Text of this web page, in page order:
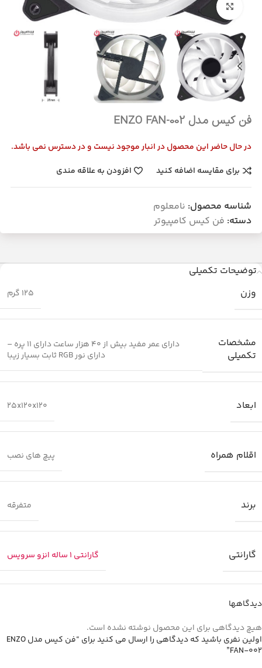
بزرگنمایی تصویر
فن کیس مدل ENZO FAN-002
در حال حاضر این محصول در انبار موجود نیست و در دسترس نمی باشد.
برای مقایسه اضافه کنید
افزودن به علاقه مندی
شناسه محصول: نامعلوم
دسته: فن کیس کامپیوتر
توضیحات تکمیلی
وزن
125 گرم
مشخصات
تکمیلی
دارای عمر مفید بیش از 40 هزار ساعت دارای 11 پره –
دارای نور RGB ثابت بسیار زیبا
ابعاد 25x120x120
اقلام همراه پیچ های نصب
برند متفرقه
گارانتی گارانتی 1 ساله انزو سرویس
دیدگاهها
هیچ دیدگاهی برای این محصول نوشته نشده است.
اولین نفری باشید که دیدگاهی را ارسال می کنید برای “فن کیس مدل ENZO
FAN-002”